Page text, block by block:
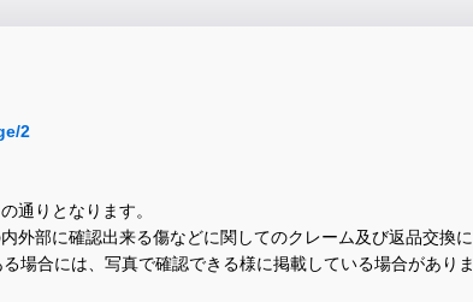
2
通りとなります。
部に確認出来る傷などに関してのクレーム及び返品交換
場合には、写真で確認できる様に掲載している場合があり